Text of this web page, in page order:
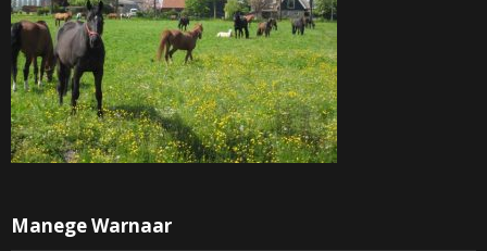
Manege Warnaar